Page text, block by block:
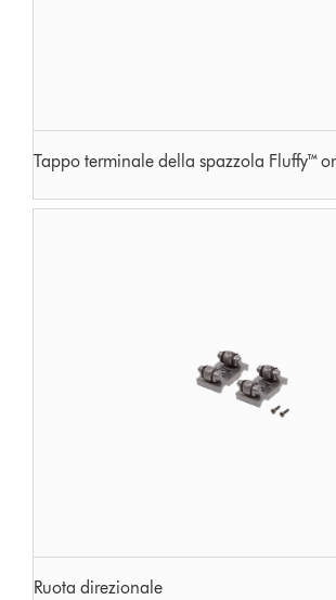
Tappo terminale della spazzola Fluffy™
Ruota direzionale